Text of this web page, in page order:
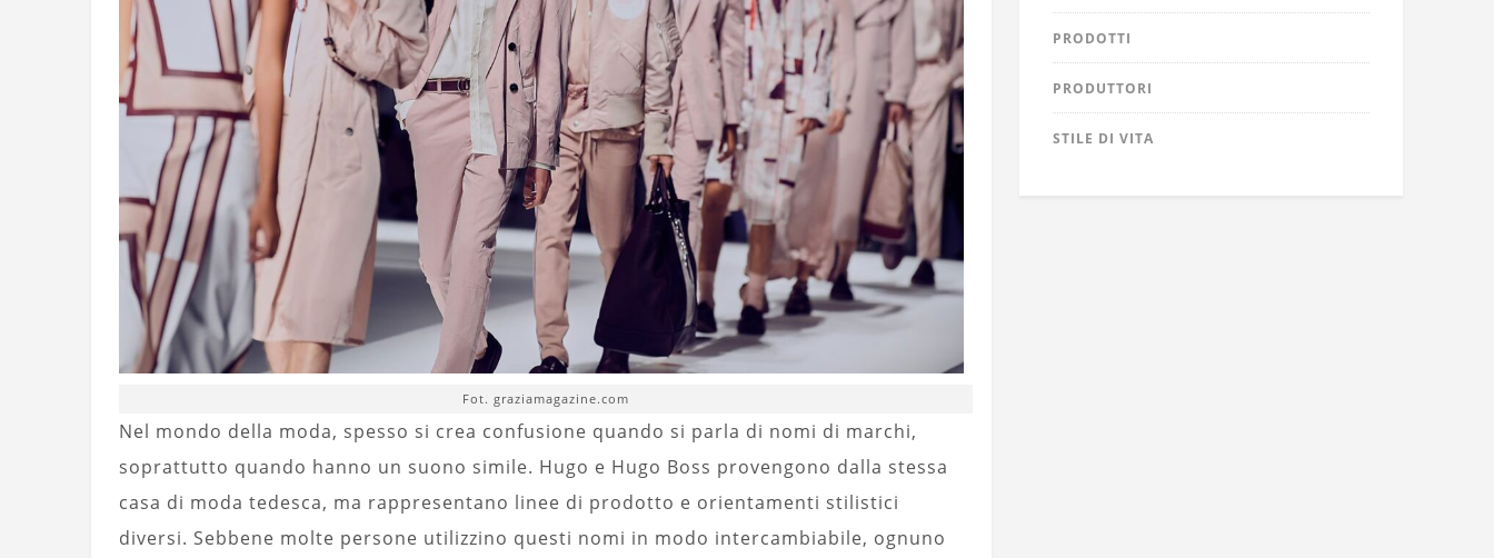
Fot. graziamagazine.com
Nel mondo della moda, spesso si crea confusione quando si parla di nomi di marchi,
soprattutto quando hanno un suono simile. Hugo e Hugo Boss provengono dalla stessa
casa di moda tedesca, ma rappresentano linee di prodotto e orientamenti stilistici
diversi. Sebbene molte persone utilizzino questi nomi in modo intercambiabile, ognuno
PRODOTTI
PRODUTTORI
STILE DI VITA